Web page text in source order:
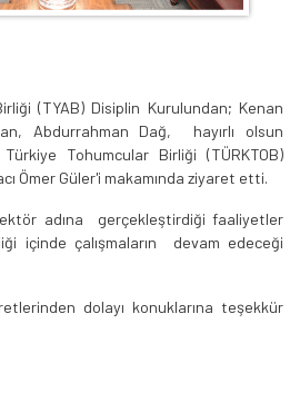
(TYAB) Disiplin Kurulundan; Kenan
Abdurrahman Dağ, hayırlı olsun
Tohumcular Birliği (TÜRKTOB)
Ömer Güler'i makamında ziyaret etti.
adına gerçekleştirdiği faaliyetler
içinde çalışmaların devam edeceği
dolayı konuklarına teşekkür